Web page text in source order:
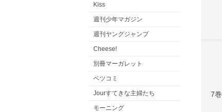
Kiss
週刊少年マガジン
週刊ヤングジャンプ
Cheese!
別冊マーガレット
ベツコミ
Jourすてきな主婦たち
モーニング
7巻